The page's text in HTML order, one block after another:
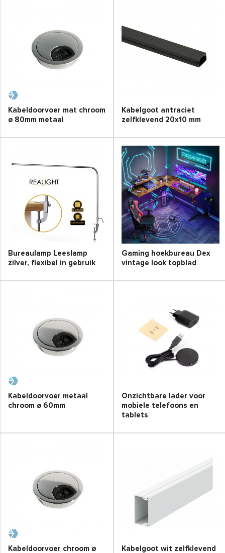
Kabeldoorvoer mat chroom
ø 80mm metaal
Kabelgoot antraciet
zelfklevend 20x10 mm
Bureaulamp Leeslamp
zilver, flexibel in gebruik
Gaming hoekbureau Dex
vintage look topblad
Kabeldoorvoer metaal
chroom ø 60mm
Onzichtbare lader voor
mobiele telefoons en
tablets
Kabeldoorvoer chroom ø
Kabelgoot wit zelfklevend